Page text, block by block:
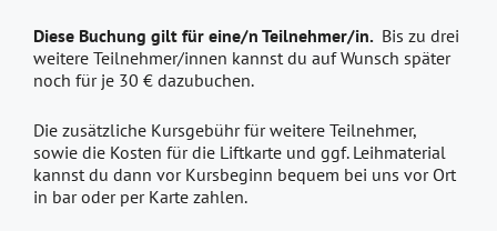
Diese Buchung gilt für eine/n Teilnehmer/in. Bis zu drei
weitere Teilnehmer/innen kannst du auf Wunsch später
noch für je 30 € dazubuchen.
Die zusätzliche Kursgebühr für weitere Teilnehmer,
sowie die Kosten für die Liftkarte und ggf. Leihmaterial
kannst du dann vor Kursbeginn bequem bei uns vor Ort
in bar oder per Karte zahlen.